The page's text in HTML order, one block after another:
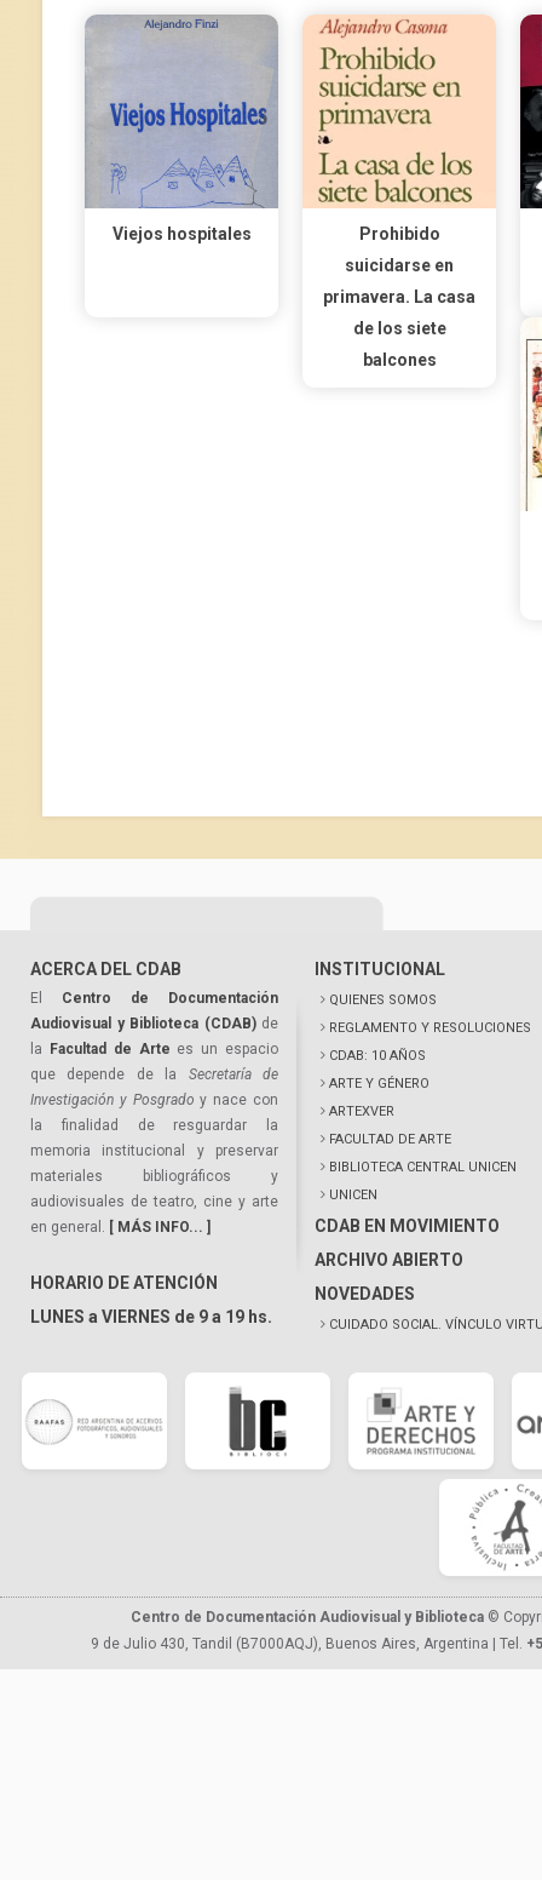
Viejos hospitales
Prohibido
suicidarse en
primavera. La casa
de los siete
balcones
ACERCA DEL CDAB
El Centro de Documentación
Audiovisual y Biblioteca (CDAB)de
la
Facultad de Arte es un espacio
que depende de la Secretaría de
Investigación y Posgrado y nace con
la finalidad de resguardar la
memoria institucional y preservar
materiales bibliográficos y
audiovisuales de teatro, cine y arte
en general. [ MÁS INFO... ]
HORARIO DE ATENCIÓN
LUNES a VIERNES de 9 a 19 hs.
INSTITUCIONAL
QUIENES SOMOS
REGLAMENTO Y RESOLUCIONES
CDAB: 10 AÑOS
ARTE Y GÉNERO
ARTEXVER
FACULTAD DE ARTE
BIBLIOTECA CENTRAL UNICEN
UNICEN
CDAB EN MOVIMIENTO
ARCHIVO ABIERTO
NOVEDADES
CUIDADO SOCIAL. VÍNCULO
Centro de Documentación Audiovisual y Biblioteca ©
9 de Julio 430, Tandil (B7000AQJ), Buenos Aires, Argentina | Tel.